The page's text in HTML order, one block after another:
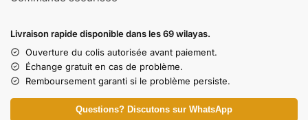
Livraison rapide disponible dans les 69 wilayas.
Ouverture du colis autorisée avant paiement.
Échange gratuit en cas de problème.
Remboursement garanti si le problème persiste.
Questions? Discutons sur WhatsApp